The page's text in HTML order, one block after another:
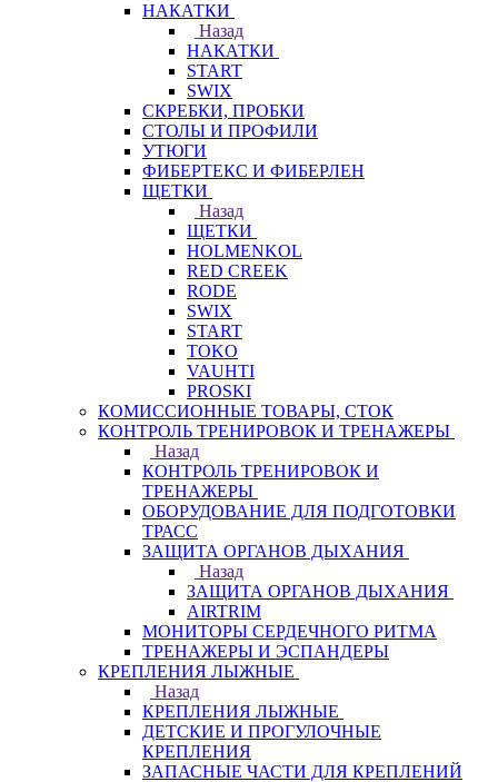
НАКАТКИ
Назад
НАКАТКИ
START
SWIX
СКРЕБКИ, ПРОБКИ
СТОЛЫ И ПРОФИЛИ
УТЮГИ
ФИБЕРТЕКС И ФИБЕРЛЕН
ЩЕТКИ
Назад
ЩЕТКИ
HOLMENKOL
RED CREEK
RODE
SWIX
START
TOKO
VAUHTI
PROSKI
КОМИССИОННЫЕ ТОВАРЫ, СТОК
КОНТРОЛЬ ТРЕНИРОВОК И ТРЕНАЖЕРЫ
Назад
КОНТРОЛЬ ТРЕНИРОВОК И
ТРЕНАЖЕРЫ
ОБОРУДОВАНИЕ ДЛЯ ПОДГОТОВКИ
ТРАСС
ЗАЩИТА ОРГАНОВ ДЫХАНИЯ
Назад
ЗАЩИТА ОРГАНОВ ДЫХАНИЯ
AIRTRIM
МОНИТОРЫ СЕРДЕЧНОГО РИТМА
ТРЕНАЖЕРЫ И ЭСПАНДЕРЫ
КРЕПЛЕНИЯ ЛЫЖНЫЕ
Назад
КРЕПЛЕНИЯ ЛЫЖНЫЕ
ДЕТСКИЕ И ПРОГУЛОЧНЫЕ
КРЕПЛЕНИЯ
ЗАПАСНЫЕ ЧАСТИ ДЛЯ КРЕПЛЕНИЙ